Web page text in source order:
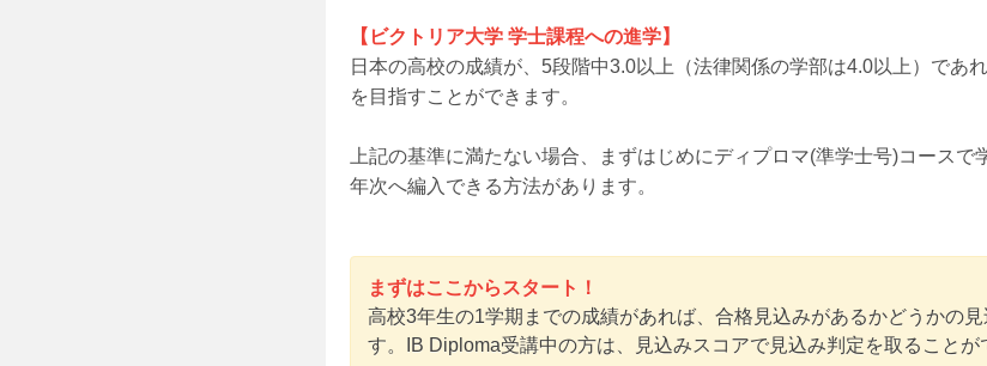
【ビクトリア大学 学士課程への進学】
日本の高校の成績が、5段階中3.0以上（法律関係の学部は4.0以上）であ
を目指すことができます。
上記の基準に満たない場合、まずはじめにディプロマ(準学士号)コース
年次へ編入できる方法があります。
まずはここからスタート！
高校3年生の1学期までの成績があれば、合格見込みがあるかどうかの
す。IB Diploma受講中の方は、見込みスコアで見込み判定を取ることが